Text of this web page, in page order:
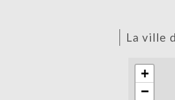
la ville
+
−